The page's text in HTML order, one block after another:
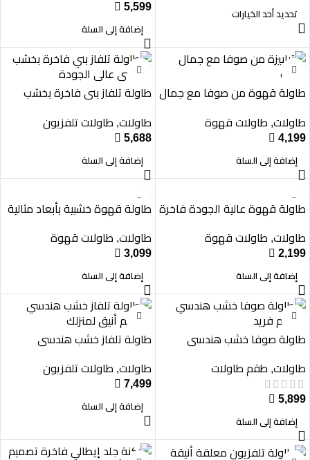
تحديد أحد الخيارات  5,599
إضافة إلى السلة
طاولة قهوة من صوفا مع جمال
طاولات, طاولات قهوة
 4,199
إضافة إلى السلة
طاولة تلفاز بني فاخرة بخشب
طاولات, طاولات تلفزيون
 5,688
إضافة إلى السلة
طاولة قهوة عالية الجودة فاخرة
طاولات, طاولات قهوة
 2,199
إضافة إلى السلة
طاولة قهوة خشبية بأبعاد مثالية
طاولات, طاولات قهوة
 3,099
إضافة إلى السلة
طاولة صوفا خشب هندسي
طاولات, طقم طاولات
 5,899
إضافة إلى السلة
طاولة تلفاز خشب هندسي
طاولات, طاولات تلفزيون
 7,499
إضافة إلى السلة